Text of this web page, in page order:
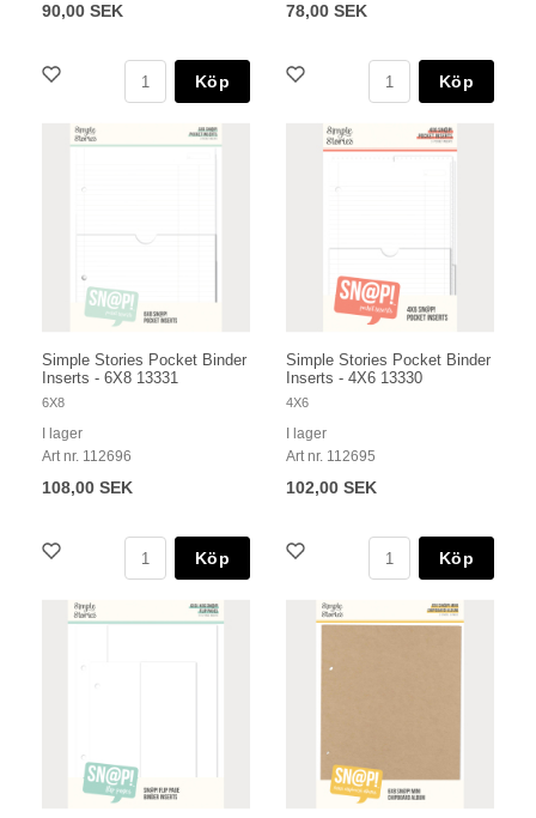
90,00 SEK
Köp
78,00 SEK
Köp
Simple Stories Pocket Binder
Inserts - 6X8 13331
6X8
I lager
Art nr. 112696
108,00 SEK
Köp
Simple Stories Pocket Binder
Inserts - 4X6 13330
4X6
I lager
Art nr. 112695
102,00 SEK
Köp